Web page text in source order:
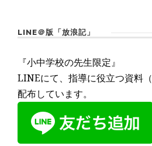
LINE＠版「放浪記」
『小中学校の先生限定』
LINEにて、指導に役立つ資料
配布しています。